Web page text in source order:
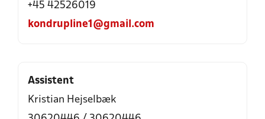
+45 42526019
kondrupline1@gmail.com
Assistent
Kristian Hejselbæk